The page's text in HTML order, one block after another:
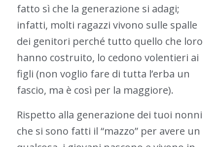
fatto sì che la generazione si adagi;
infatti, molti ragazzi vivono sulle spalle
dei genitori perché tutto quello che loro
hanno costruito, lo cedono volentieri ai
figli (non voglio fare di tutta l’erba un
fascio, ma è così per la maggiore).
Rispetto alla generazione dei tuoi nonni
che si sono fatti il “mazzo” per avere un